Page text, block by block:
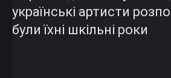
українські артисти
були їхні шкільні роки